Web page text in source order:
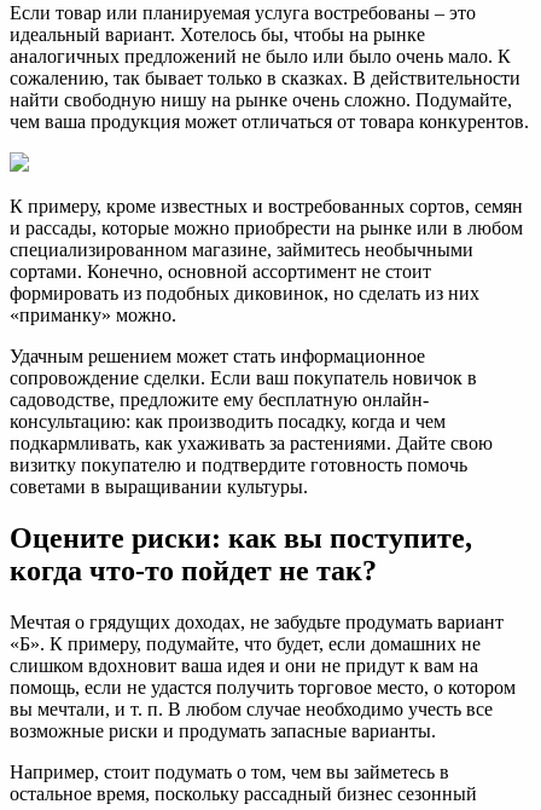
Если товар или планируемая услуга востребованы – это
идеальный вариант. Хотелось бы, чтобы на рынке
аналогичных предложений не было или было очень мало. К
сожалению, так бывает только в сказках. В действительности
найти свободную нишу на рынке очень сложно. Подумайте,
чем ваша продукция может отличаться от товара конкурентов.
К примеру, кроме известных и востребованных сортов, семян
и рассады, которые можно приобрести на рынке или в любом
специализированном магазине, займитесь необычными
сортами. Конечно, основной ассортимент не стоит
формировать из подобных диковинок, но сделать из них
«приманку» можно.
Удачным решением может стать информационное
сопровождение сделки. Если ваш покупатель новичок в
садоводстве, предложите ему бесплатную онлайн-
консультацию: как производить посадку, когда и чем
подкармливать, как ухаживать за растениями. Дайте свою
визитку покупателю и подтвердите готовность помочь
советами в выращивании культуры.
Оцените риски: как вы поступите,
когда что-то пойдет не так?
Мечтая о грядущих доходах, не забудьте продумать вариант
«Б». К примеру, подумайте, что будет, если домашних не
слишком вдохновит ваша идея и они не придут к вам на
помощь, если не удастся получить торговое место, о котором
вы мечтали, и т. п. В любом случае необходимо учесть все
возможные риски и продумать запасные варианты.
Например, стоит подумать о том, чем вы займетесь в
остальное время, поскольку рассадный бизнес сезонный